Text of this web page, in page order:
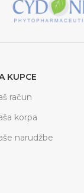
KUPCE
račun
korpa
narudžbe